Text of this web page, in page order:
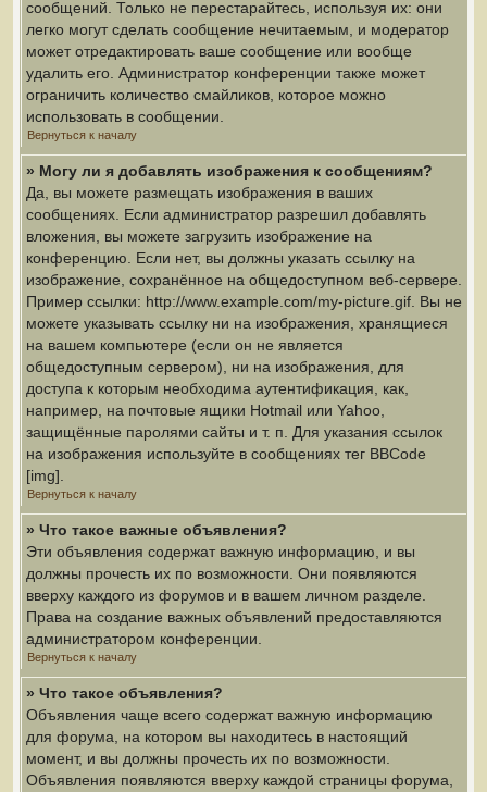
сообщений. Только не перестарайтесь, используя их: они
легко могут сделать сообщение нечитаемым, и модератор
может отредактировать ваше сообщение или вообще
удалить его. Администратор конференции также может
ограничить количество смайликов, которое можно
использовать в сообщении.
Вернуться к началу
» Могу ли я добавлять изображения к сообщениям?
Да, вы можете размещать изображения в ваших
сообщениях. Если администратор разрешил добавлять
вложения, вы можете загрузить изображение на
конференцию. Если нет, вы должны указать ссылку на
изображение, сохранённое на общедоступном веб-сервере.
Пример ссылки: http://www.example.com/my-picture.gif. Вы не
можете указывать ссылку ни на изображения, хранящиеся
на вашем компьютере (если он не является
общедоступным сервером), ни на изображения, для
доступа к которым необходима аутентификация, как,
например, на почтовые ящики Hotmail или Yahoo,
защищённые паролями сайты и т. п. Для указания ссылок
на изображения используйте в сообщениях тег BBCode
[img].
Вернуться к началу
» Что такое важные объявления?
Эти объявления содержат важную информацию, и вы
должны прочесть их по возможности. Они появляются
вверху каждого из форумов и в вашем личном разделе.
Права на создание важных объявлений предоставляются
администратором конференции.
Вернуться к началу
» Что такое объявления?
Объявления чаще всего содержат важную информацию
для форума, на котором вы находитесь в настоящий
момент, и вы должны прочесть их по возможности.
Объявления появляются вверху каждой страницы форума,